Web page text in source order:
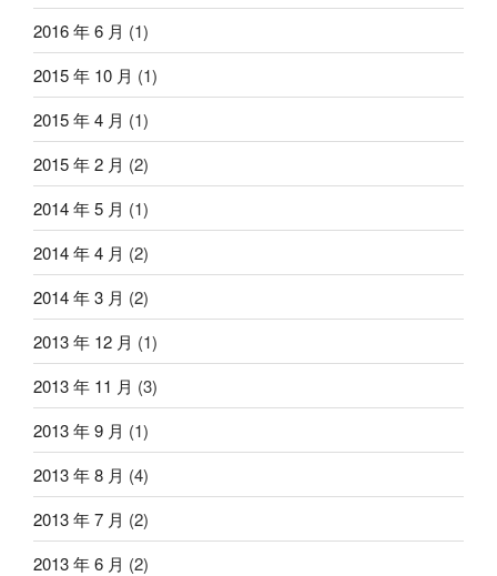
2016 年 6 月 (1)
2015 年 10 月 (1)
2015 年 4 月 (1)
2015 年 2 月 (2)
2014 年 5 月 (1)
2014 年 4 月 (2)
2014 年 3 月 (2)
2013 年 12 月 (1)
2013 年 11 月 (3)
2013 年 9 月 (1)
2013 年 8 月 (4)
2013 年 7 月 (2)
2013 年 6 月 (2)